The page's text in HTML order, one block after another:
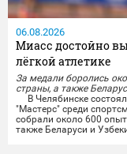
06.08.2026
Миасс достойно
лёгкой атлетике
За медали боролись
страны, а также
В Челябинске
"Мастерс" среди
собрали около 600
также Беларуси и
городов, среди